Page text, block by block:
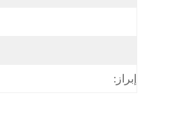
إبراز: